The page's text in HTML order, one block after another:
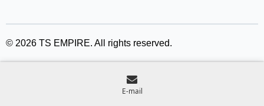
© 2026 TS EMPIRE. All rights reserved.
E-mail